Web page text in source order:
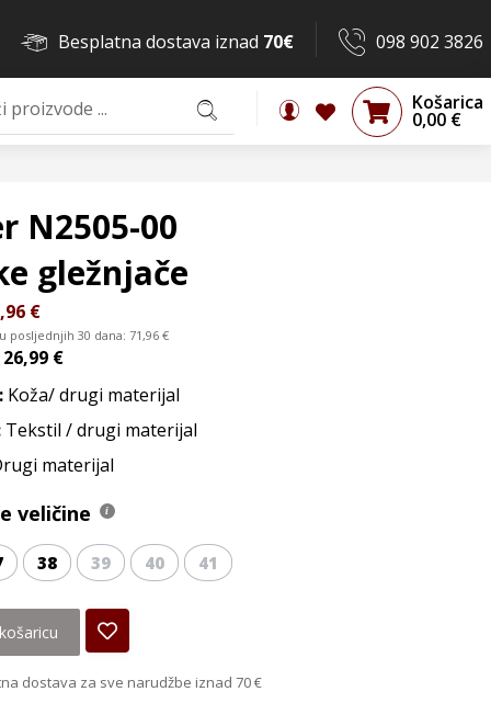
098 902 3826
Besplatna dostava iznad 70€
Košarica
0,00 €
N2505-00
gležnjače
€
posljednjih 30 dana: 71,96 €
26,99 €
Koža/ drugi materijal
Tekstil / drugi materijal
materijal
veličine
38 39 40 41
dostava za sve narudžbe iznad 70 €